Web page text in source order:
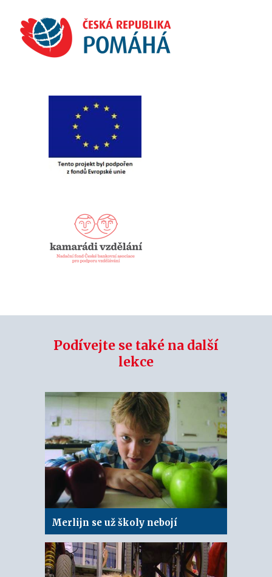
Podívejte se také na další
lekce
Merlijn se už školy nebojí